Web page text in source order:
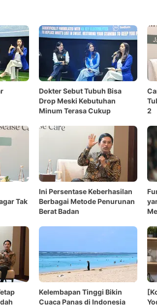
Dokter Sebut Tubuh Bisa
Drop Meski Kebutuhan
Minum Terasa Cukup
2
Tak
Ini Persentase Keberhasilan
Berbagai Metode Penurunan
Berat Badan
Kelembapan Tinggi Bikin
Cuaca Panas di Indonesia